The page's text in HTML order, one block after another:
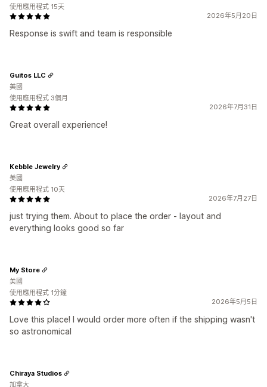
2026年5月20日
Response is swift and team is responsible
使用應用程式 15天
2026年7月31日
Great overall experience!
Guitos LLC
美國
使用應用程式 3個月
2026年7月27日
just trying them. About to place the order - layout and
everything looks good so far
Kebble Jewelry
美國
使用應用程式 10天
2026年5月5日
Love this place! I would order more often if the shipping wasn't
so astronomical
My Store
美國
使用應用程式 1分鐘
Chiraya Studios
加拿大